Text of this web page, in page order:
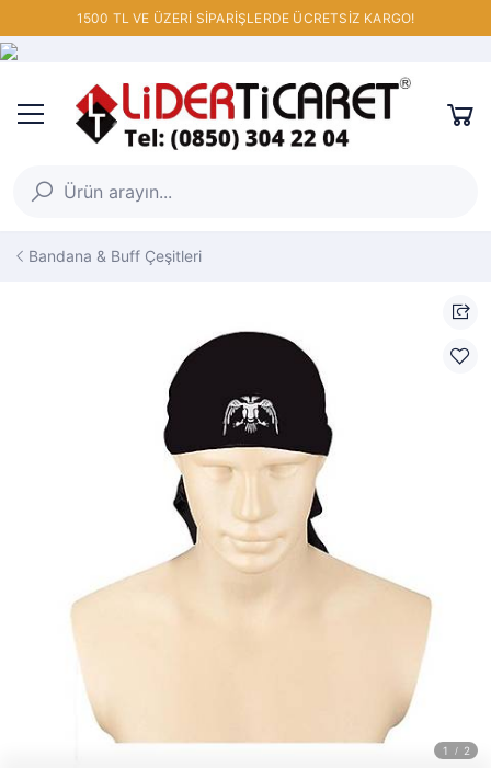
1500 TL VE ÜZERİ SİPARİŞLERDE ÜCRETSİZ KARGO!
Bandana & Buff Çeşitleri